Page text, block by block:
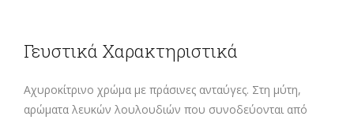
Γευστικά Χαρακτηριστικά
Αχυροκίτρινο χρώμα με πράσινες ανταύγες. Στη μύτη,
αρώματα λευκών λουλουδιών που συνοδεύονται από